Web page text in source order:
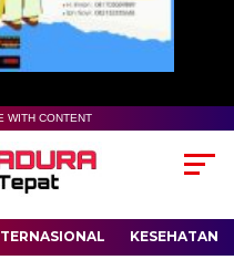
WITH CONTENT
KESEHATAN